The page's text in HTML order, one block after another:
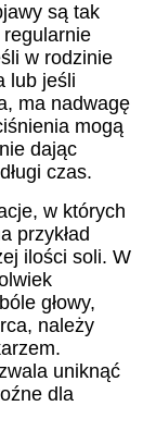
są tak
w rodzinie
lub jeśli
ma nadwagę
mogą
dając
czas.
w których
przykład
ilości soli. W
głowy,
należy
uniknąć
dla